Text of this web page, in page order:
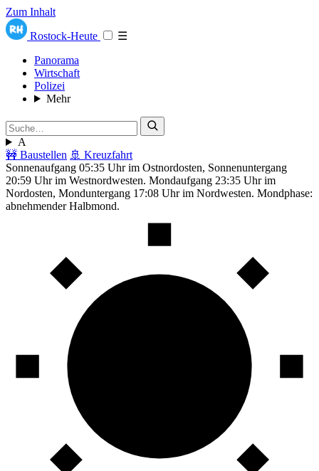
Zum Inhalt
Rostock-Heute
☰
Panorama
Wirtschaft
Polizei
Mehr
A
🚧 Baustellen 🚢 Kreuzfahrt
Sonnenaufgang 05:35 Uhr im Ostnordosten, Sonnenuntergang
20:59 Uhr im Westnordwesten. Mondaufgang 23:35 Uhr im
Nordosten, Monduntergang 17:08 Uhr im Nordwesten. Mondphase:
abnehmender Halbmond.